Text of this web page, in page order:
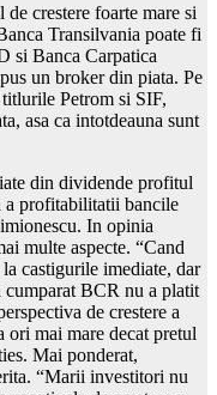
crestere foarte mare si
Transilvania poate fi
si Banca Carpatica
un broker din piata. Pe
Petrom si SIF,
asa ca intotdeauna sunt
din dividende profitul
a profitabilitatii bancile
In opinia
multe aspecte. “Cand
castigurile imediate, dar
cumparat BCR nu a platit
de crestere a
ori mai mare decat pretul
Mai ponderat,
“Marii investitori nu